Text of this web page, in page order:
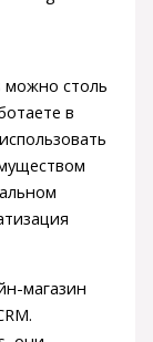
можно столь
в
магазин